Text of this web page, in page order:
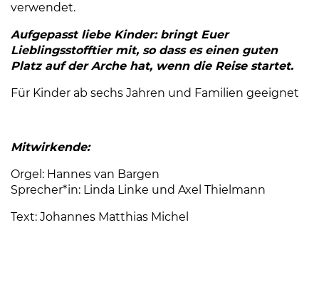
verwendet.
Aufgepasst liebe Kinder: bringt Euer
Lieblingsstofftier mit, so dass es einen guten
Platz auf der Arche hat, wenn die Reise startet.
Für Kinder ab sechs Jahren und Familien geeignet
Mitwirkende:
Orgel: Hannes van Bargen
Sprecher*in: Linda Linke und Axel Thielmann
Text: Johannes Matthias Michel